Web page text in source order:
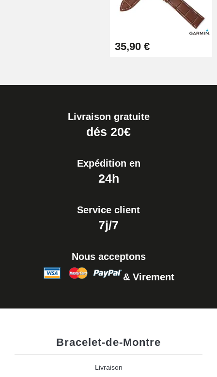
35,90 €
Livraison gratuite
dés 20€
Expédition en
24h
Service client
7j/7
Nous acceptons
& Virement
Bracelet-de-Montre
Livraison